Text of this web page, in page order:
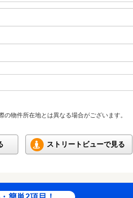
物件所在地とは異なる場合がございます。
ストリートビューで見る